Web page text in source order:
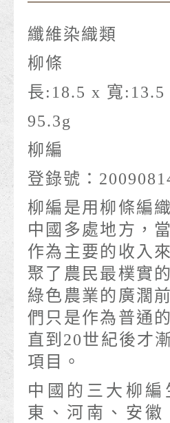
纖維染織類
柳條
長:18.5 x 寬
95.3g
柳編
登錄號：
柳編是用柳條編
中國多處地方，
作為主要的收入
聚了農民最樸實
綠色農業的廣濶
們只是作為普通
直到20世紀後才
項目。
中國的三大柳編
東、河南、安徽